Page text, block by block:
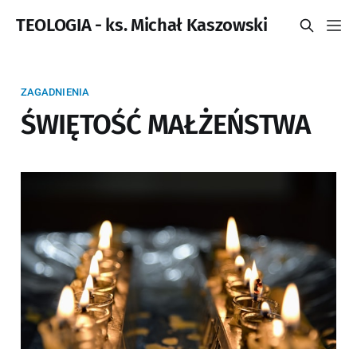
TEOLOGIA - ks. Michał Kaszowski
ZAGADNIENIA
ŚWIĘTOŚĆ MAŁŻEŃSTWA